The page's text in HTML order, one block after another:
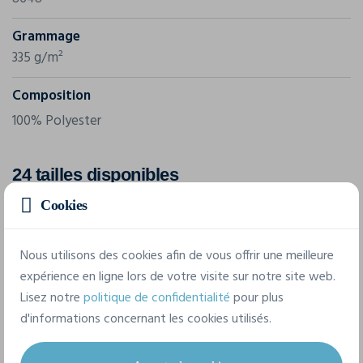
Grammage
335 g/m²
Composition
100% Polyester
24 tailles disponibles
52/54 EU (42 UK) 50 eu (40 uk) 46 eu (36 uk)
42/44 EU (34 UK) 40 EU (32 UK)
Cookies
Nous utilisons des cookies afin de vous offrir une meilleure
expérience en ligne lors de votre visite sur notre site web.
Lisez notrepolitique de confidentialitépour plus
d'informations concernant les cookies utilisés.